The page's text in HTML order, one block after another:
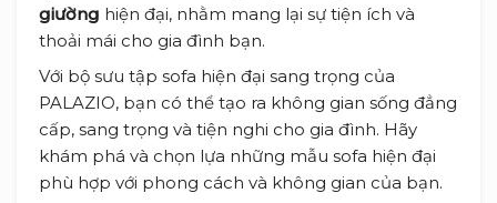
giường hiện đại, nhằm mang lại sự tiện ích và
thoải mái cho gia đình bạn.
Với bộ sưu tập sofa hiện đại sang trọng của
PALAZIO, bạn có thể tạo ra không gian sống đẳng
cấp, sang trọng và tiện nghi cho gia đình. Hãy
khám phá và chọn lựa những mẫu sofa hiện đại
phù hợp với phong cách và không gian của bạn.